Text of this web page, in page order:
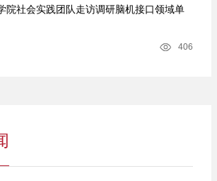
院社会实践团队走访调研脑机接口领域单
406